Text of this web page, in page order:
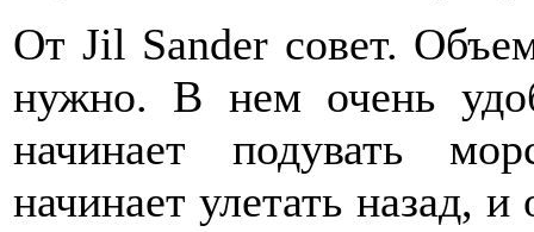
От Jil Sander совет.
нужно. В нем очень
начинает подувать
начинает улетать назад,